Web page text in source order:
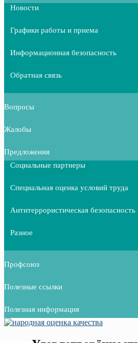
Новости
Графики работы и приема
Информационная безопасность
Обратная связь
Вопросы
Жалобы
Предложения
Социальные партнеры
Специальная оценка условий труда
Антитеррористическая безопасность
Разное
Профсоюз
Полезные ссылки
Полезная информация